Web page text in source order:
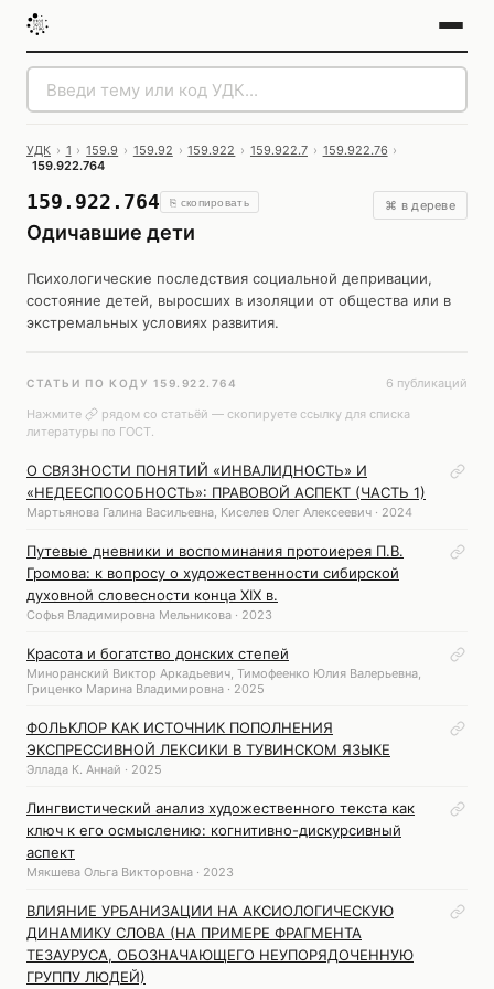
УДК › 1 › 159.9 › 159.92 › 159.922 › 159.922.7 › 159.922.76 ›
159.922.764
159.922.764 ⎘ скопировать
Одичавшие дети
⌘ в дереве
Психологические последствия социальной депривации,
состояние детей, выросших в изоляции от общества или в
экстремальных условиях развития.
СТАТЬИ ПО КОДУ 159.922.764
6 публикаций
Нажмите
рядом со статьёй — скопируете ссылку для списка
литературы по ГОСТ.
О СВЯЗНОСТИ ПОНЯТИЙ «ИНВАЛИДНОСТЬ» И
«НЕДЕЕСПОСОБНОСТЬ»: ПРАВОВОЙ АСПЕКТ (ЧАСТЬ 1)
Мартьянова Галина Васильевна, Киселев Олег Алексеевич · 2024
Путевые дневники и воспоминания протоиерея П.В.
Громова: к вопросу о художественности сибирской
духовной словесности конца XIX в.
Софья Владимировна Мельникова · 2023
Красота и богатство донских степей
Миноранский Виктор Аркадьевич, Тимофеенко Юлия Валерьевна,
Гриценко Марина Владимировна · 2025
ФОЛЬКЛОР КАК ИСТОЧНИК ПОПОЛНЕНИЯ
ЭКСПРЕССИВНОЙ ЛЕКСИКИ В ТУВИНСКОМ ЯЗЫКЕ
Эллада К. Аннай · 2025
Лингвистический анализ художественного текста как
ключ к его осмыслению: когнитивно-дискурсивный
аспект
Мякшева Ольга Викторовна · 2023
ВЛИЯНИЕ УРБАНИЗАЦИИ НА АКСИОЛОГИЧЕСКУЮ
ДИНАМИКУ СЛОВА (НА ПРИМЕРЕ ФРАГМЕНТА
ТЕЗАУРУСА, ОБОЗНАЧАЮЩЕГО НЕУПОРЯДОЧЕННУЮ
ГРУППУ ЛЮДЕЙ)